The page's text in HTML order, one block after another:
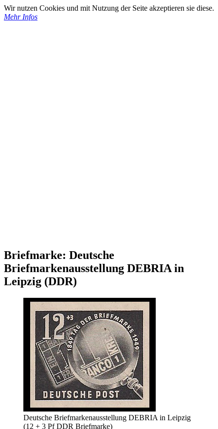
Wir nutzen Cookies und mit Nutzung der Seite akzeptieren sie diese.
Mehr Infos
Briefmarke: Deutsche
Briefmarkenausstellung DEBRIA in
Leipzig (DDR)
Deutsche Briefmarkenausstellung DEBRIA in Leipzig
(12 + 3 Pf DDR Briefmarke)